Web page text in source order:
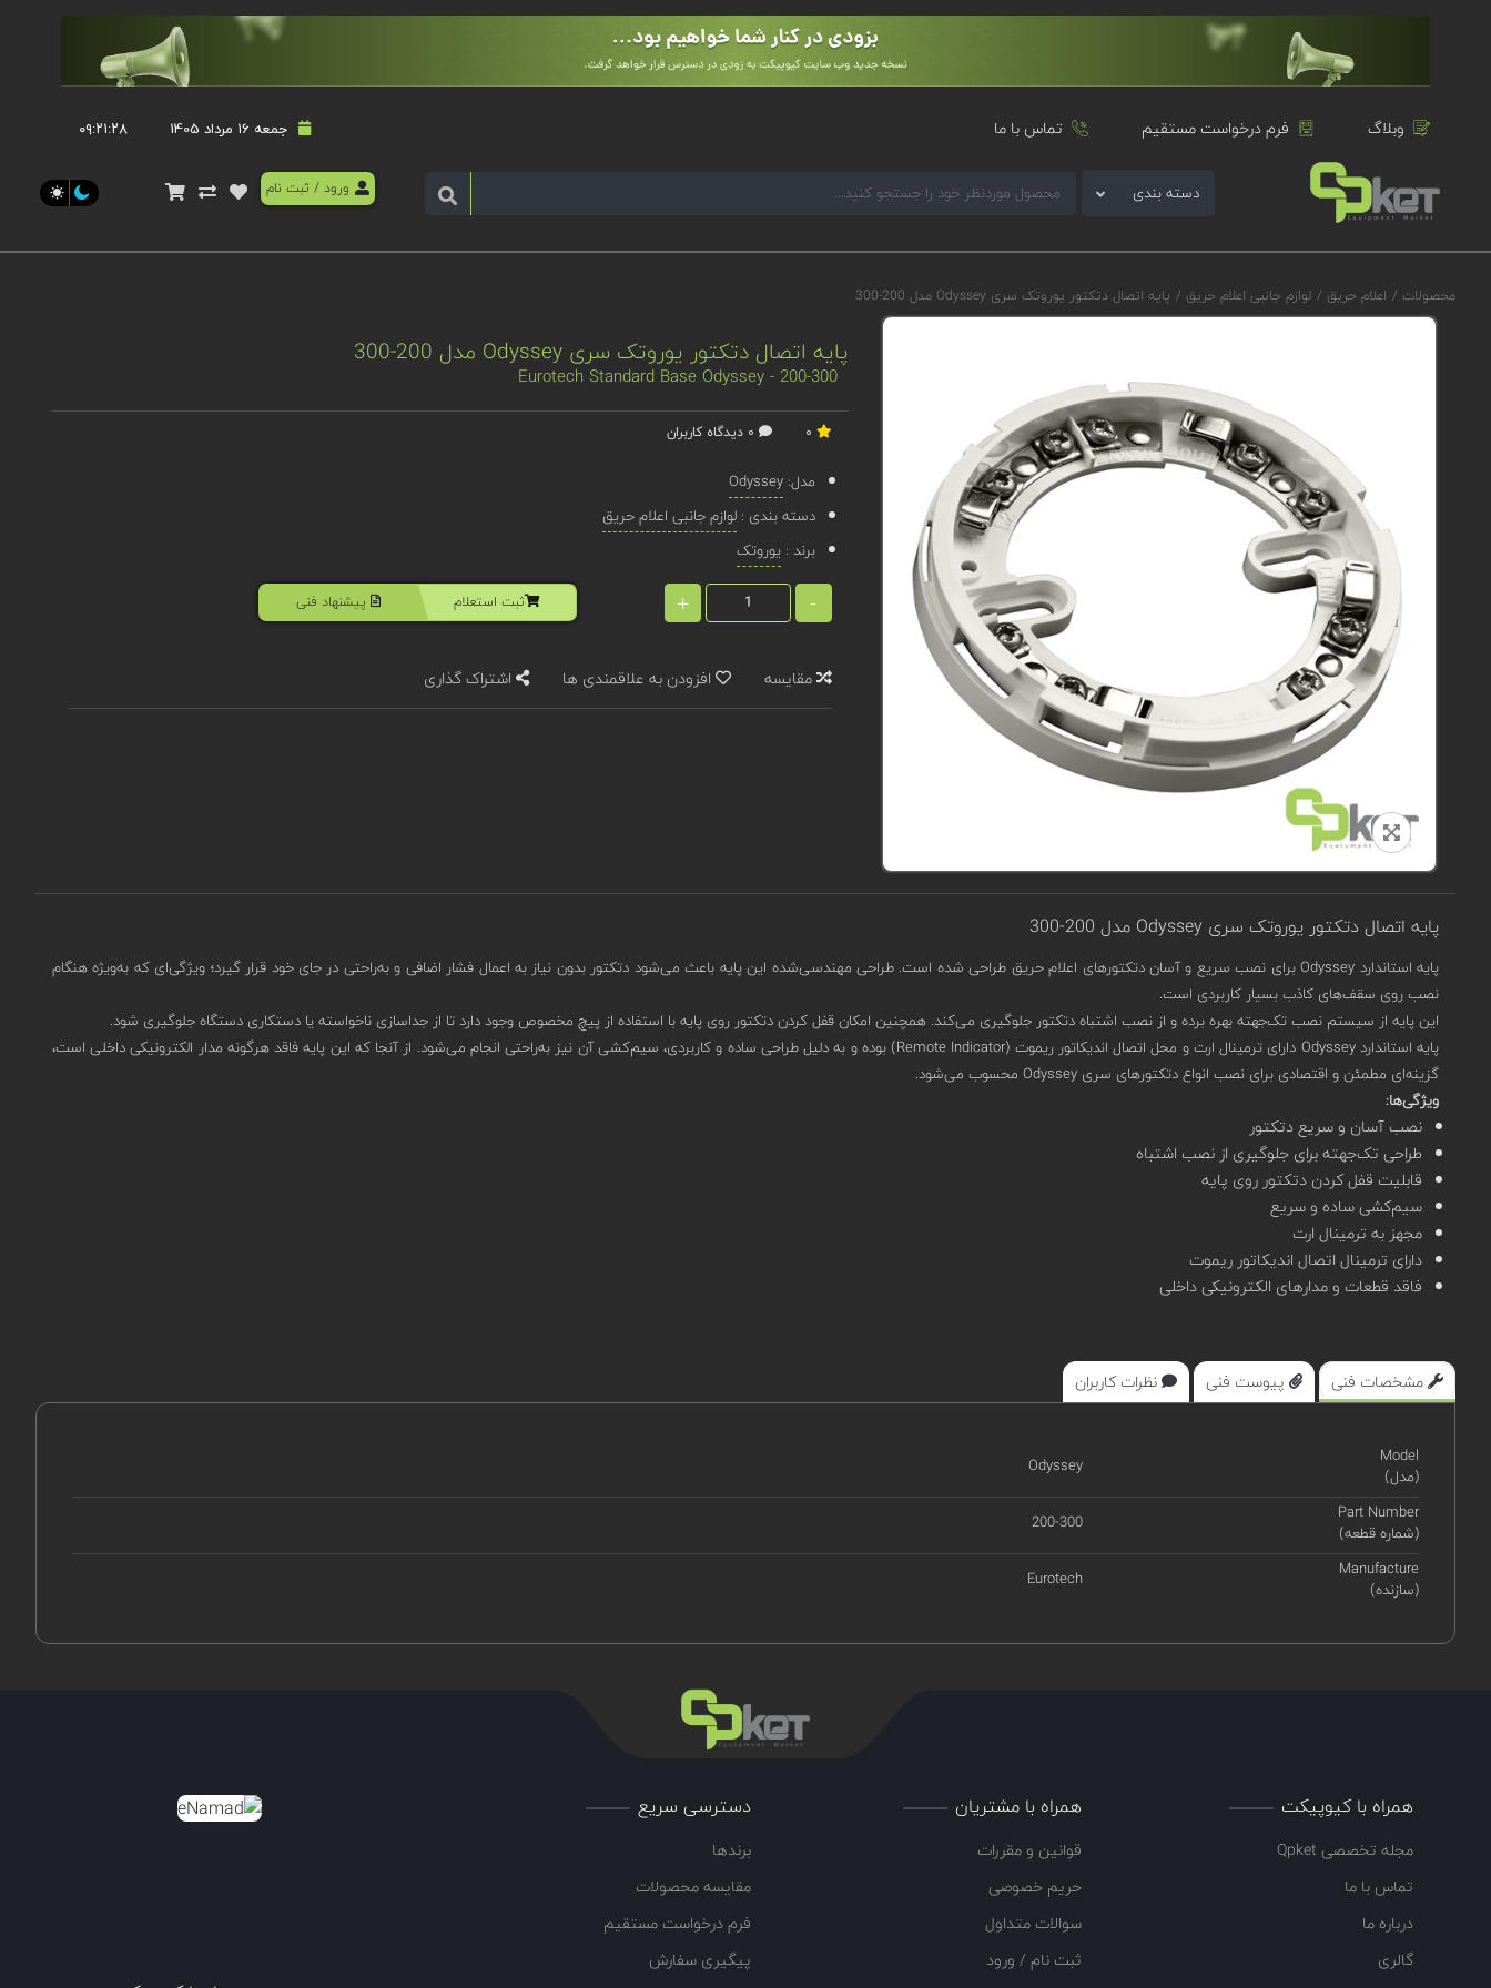
وبلاگ فرم درخواست مستقیم تماس با ما جمعه 16 مرداد 1405 ۰۹:۲۱:۲۸
دسته بندی ورود / ثبت نام
محصولات / اعلام حریق / لوازم جانبی اعلام حریق / پایه اتصال دتکتور یوروتک سری Odyssey مدل 200-300
پایه اتصال دتکتور یوروتک سری Odyssey مدل 200-300
Eurotech Standard Base Odyssey - 200-300
مدل:Odyssey
دسته بندی :لوازم جانبی اعلام حریق
برند :یوروتک
-
+ ثبت استعلام پیشنهاد فنی
مقایسه افزودن به علاقمندی ها اشتراک گذاری
پایه اتصال دتکتور یوروتک سری Odyssey مدل 200-300
پایه استاندارد Odyssey برای نصب سریع و آسان دتکتورهای اعلام حریق طراحی شده است. طراحی مهندسی‌شده این پایه باعث می‌شود دتکتور بدون نیاز به اعمال فشار اضافی و به‌راحتی در جای خود قرار گیرد؛ ویژگی‌ای که به‌ویژه هنگام
نصب روی سقف‌های کاذب بسیار کاربردی است.
این پایه از سیستم نصب تک‌جهته بهره برده و از نصب اشتباه دتکتور جلوگیری می‌کند. همچنین امکان قفل کردن دتکتور روی پایه با استفاده از پیچ مخصوص وجود دارد تا از جداسازی ناخواسته یا دستکاری دستگاه جلوگیری شود.
پایه استاندارد Odyssey دارای ترمینال ارت و محل اتصال اندیکاتور ریموت (Remote Indicator) بوده و به دلیل طراحی ساده و کاربردی، سیم‌کشی آن نیز به‌راحتی انجام می‌شود. از آنجا که این پایه فاقد هرگونه مدار الکترونیکی داخلی است،
گزینه‌ای مطمئن و اقتصادی برای نصب انواع دتکتورهای سری Odyssey محسوب می‌شود.
ویژگی‌ها:
نصب آسان و سریع دتکتور
طراحی تک‌جهته برای جلوگیری از نصب اشتباه
قابلیت قفل کردن دتکتور روی پایه
سیم‌کشی ساده و سریع
مجهز به ترمینال ارت
دارای ترمینال اتصال اندیکاتور ریموت
فاقد قطعات و مدارهای الکترونیکی داخلی
مشخصات فنی پیوست فنی نظرات کاربران
Model
(مدل)
Odyssey
Part Number
(شماره قطعه)
200-300
Manufacture
(سازنده)
Eurotech
همراه با کیوپیکت
مجله تخصصی Qpket
تماس با ما
درباره ما
گالری
همراه با مشتریان
قوانین و مقررات
حریم خصوصی
سوالات متداول
ثبت نام / ورود
دسترسی سریع
برندها
مقایسه محصولات
فرم درخواست مستقیم
پیگیری سفارش